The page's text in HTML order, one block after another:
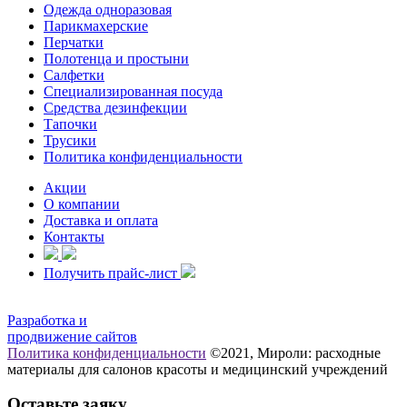
Одежда одноразовая
Парикмахерские
Перчатки
Полотенца и простыни
Салфетки
Специализированная посуда
Средства дезинфекции
Тапочки
Трусики
Политика конфиденциальности
Акции
О компании
Доставка и оплата
Контакты
Получить прайс-лист
Разработка и
продвижение сайтов
Политика конфиденциальности ©2021, Мироли: расходные
материалы для салонов красоты и медицинский учреждений